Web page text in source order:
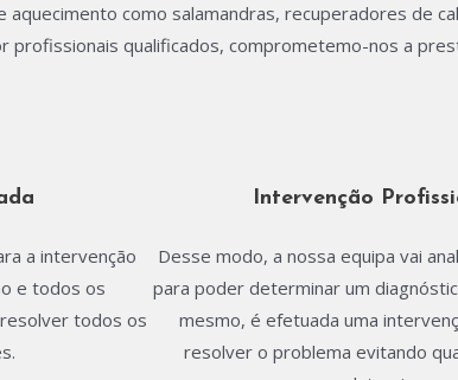
como salamandras, recuperadores de
profissionais qualificados, comprometemo-nos a
a intervenção
e todos os
todos os
Intervenção
Desse modo, a nossa equipa vai
para poder determinar um
mesmo, é efetuada uma
resolver o problema evitando